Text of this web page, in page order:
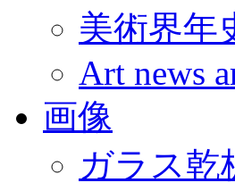
美術界年
Art news
画像
ガラス乾